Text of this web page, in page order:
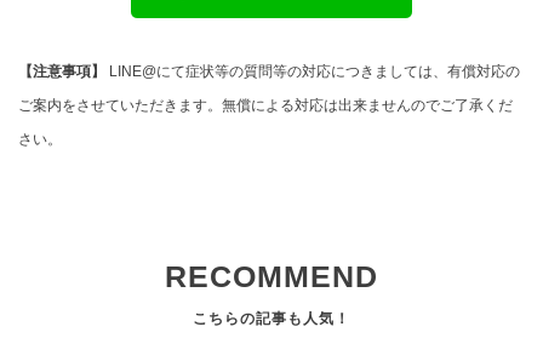
【注意事項】
LINE@にて症状等の質問等の対応につきましては、有償対応の
ご案内をさせていただきます。無償による対応は出来ませんのでご了承くだ
さい。
RECOMMEND